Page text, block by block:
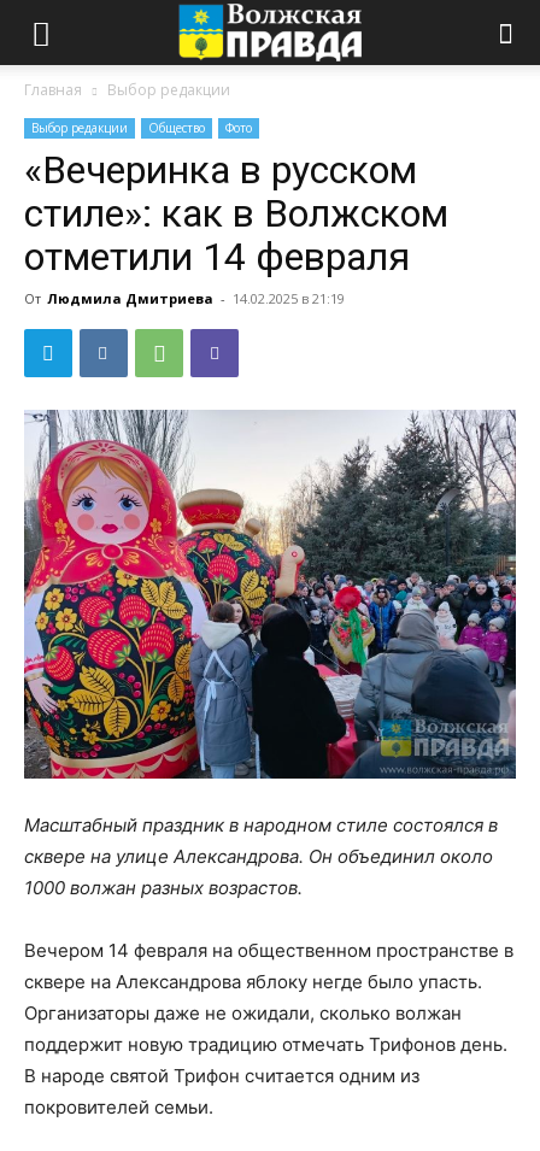
Главная Выбор редакции
Выбор редакции Общество Фото
«Вечеринка в русском
стиле»: как в Волжском
отметили 14 февраля
От Людмила Дмитриева - 14.02.2025 в 21:19
Масштабный праздник в народном стиле состоялся в
сквере на улице Александрова. Он объединил около
1000 волжан разных возрастов.
Вечером 14 февраля на общественном пространстве в
сквере на Александрова яблоку негде было упасть.
Организаторы даже не ожидали, сколько волжан
поддержит новую традицию отмечать Трифонов день.
В народе святой Трифон считается одним из
покровителей семьи.